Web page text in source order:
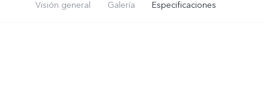
Visión general Galería Especificaciones